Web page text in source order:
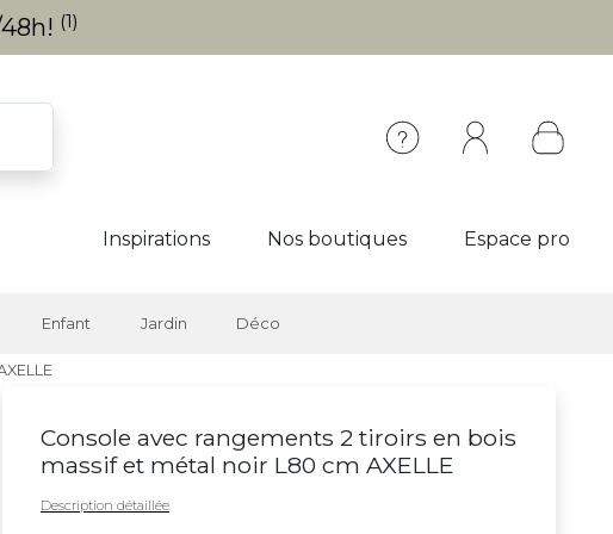
(1)
Inspirations Nos boutiques Espace pro
Enfant Jardin Déco
Console avec rangements 2 tiroirs en bois
massif et métal noir L80 cm AXELLE
Description détaillée